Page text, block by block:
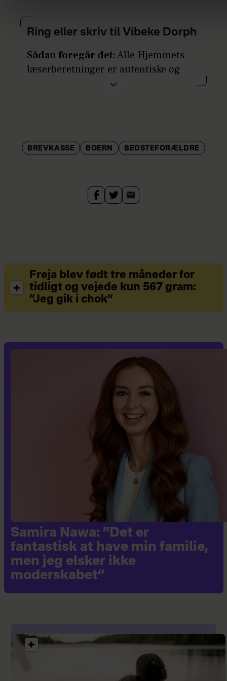
Ring eller skriv til Vibeke Dorph
Sådan foregår det:Alle Hjemmets
læserberetninger er autentiske og
baseret på henvendelser fra jer
journalister, der derefter bearbejder
historierne til bladet.
meget personlige og ofte svære
historier, fremstår alle medvirkende
historie, er du velkommen til at
kontakte mig på mail
vibeked@hjemmet.dk
BREVKASSE BOERN BEDSTEFORÆLDRE
Freja blev født tre måneder for
tidligt og vejede kun 567 gram:
”Jeg gik i chok”
Samira Nawa: ”Det er
fantastisk at have min familie,
men jeg elsker ikke
moderskabet”